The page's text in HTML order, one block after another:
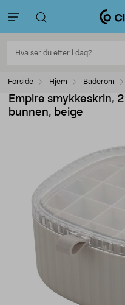
Forside Hjem Baderom
Empire smykkeskrin,
bunnen, beige